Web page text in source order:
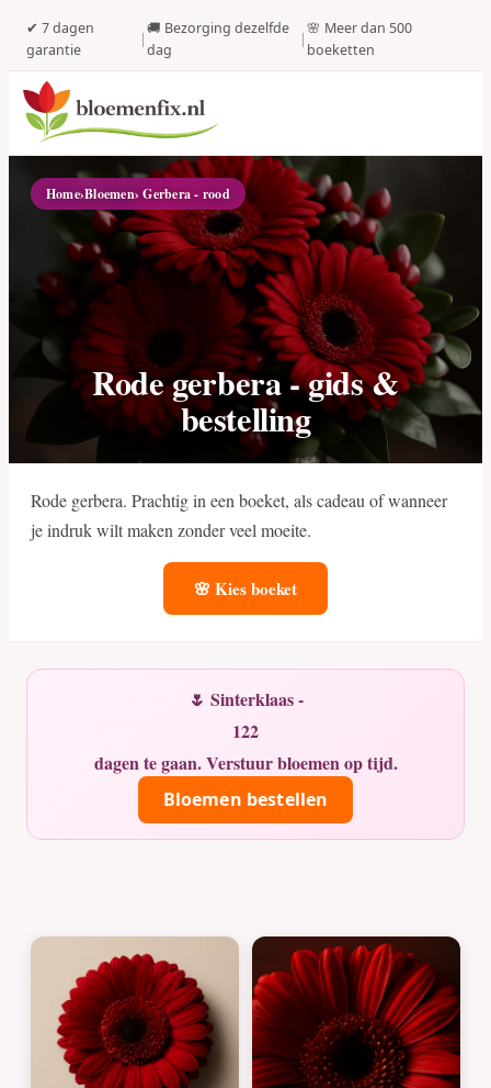
✔ 7 dagen
garantie
|
🚚 Bezorging dezelfde
dag
|
🌸 Meer dan 500
boeketten
Home›Bloemen› Gerbera - rood
Rode gerbera - gids &
bestelling
Rode gerbera. Prachtig in een boeket, als cadeau of wanneer
je indruk wilt maken zonder veel moeite.
🌸 Kies boeket
🌷 Sinterklaas -
122
dagen te gaan. Verstuur bloemen op tijd.
Bloemen bestellen